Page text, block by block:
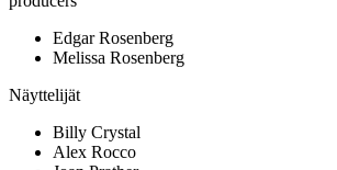
Edgar Rosenberg
Melissa Rosenberg
Näyttelijät
Billy Crystal
Alex Rocco